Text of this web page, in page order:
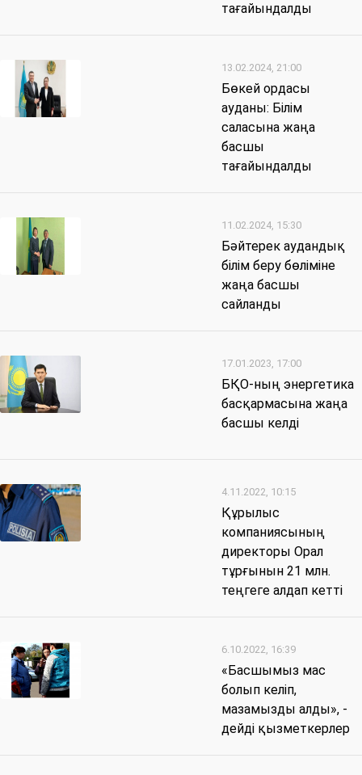
тағайындалды
13.02.2024, 21:00
Бөкей ордасы
ауданы: Білім
саласына жаңа
басшы
тағайындалды
11.02.2024, 15:30
Бәйтерек аудандық
білім беру бөліміне
жаңа басшы
сайланды
17.01.2023, 17:00
БҚО-ның энергетика
басқармасына жаңа
басшы келді
4.11.2022, 10:15
Құрылыс
компаниясының
директоры Орал
тұрғынын 21 млн.
теңгеге алдап кетті
6.10.2022, 16:39
«Басшымыз мас
болып келіп,
мазамызды алды», -
дейді қызметкерлер